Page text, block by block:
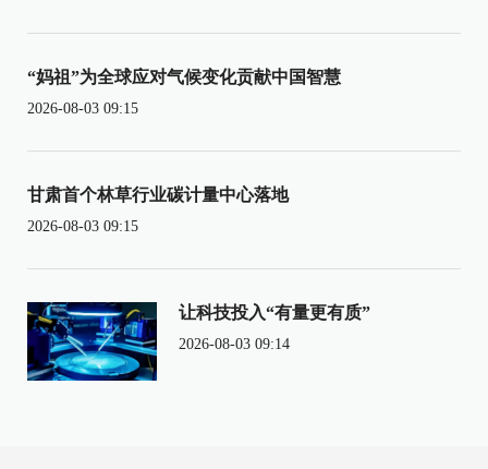
“妈祖”为全球应对气候变化贡献中国智慧
2026-08-03 09:15
甘肃首个林草行业碳计量中心落地
2026-08-03 09:15
让科技投入“有量更有质”
2026-08-03 09:14